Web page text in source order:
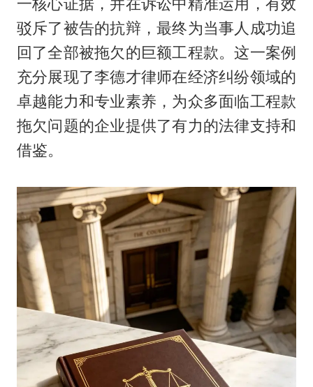
一核心证据，并在诉讼中精准运用，有效
驳斥了被告的抗辩，最终为当事人成功追
回了全部被拖欠的巨额工程款。这一案例
充分展现了李德才律师在经济纠纷领域的
卓越能力和专业素养，为众多面临工程款
拖欠问题的企业提供了有力的法律支持和
借鉴。